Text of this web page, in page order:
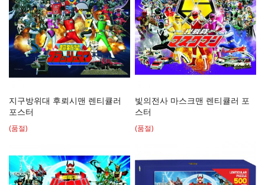
지구방위대 후뢰시맨 렌티큘러
포스터
(품절)
빛의전사 마스크맨 렌티큘러 포
스터
(품절)